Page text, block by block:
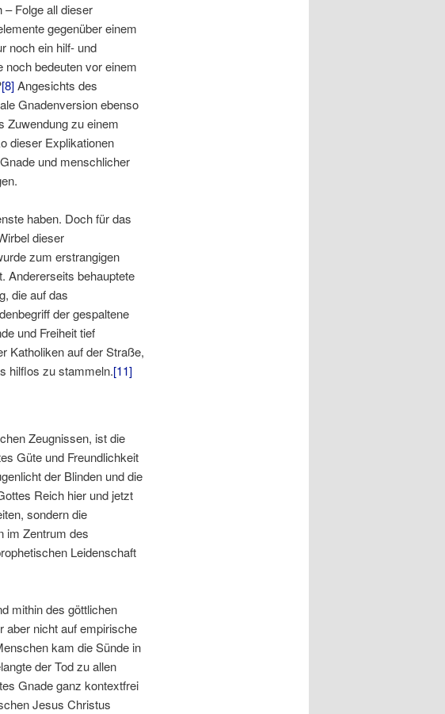
Folge all dieser
gegenüber einem
noch ein hilf- und
bedeuten vor einem
[8]Angesichts des
Gnadenversion ebenso
Zuwendung zu einem
dieser Explikationen
und menschlicher
haben. Doch für das
dieser
zum erstrangigen
Andererseits behauptete
die auf das
der gespaltene
und Freiheit tief
Katholiken auf der Straße,
hilflos zu stammeln.[11]
Zeugnissen, ist die
Güte und Freundlichkeit
der Blinden und die
Reich hier und jetzt
sondern die
im Zentrum des
Leidenschaft
mithin des göttlichen
aber nicht auf empirische
kam die Sünde in
der Tod zu allen
Gnade ganz kontextfrei
Jesus Christus